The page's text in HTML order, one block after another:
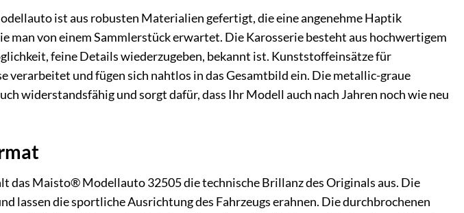
ist aus robusten Materialien gefertigt, die eine angenehme Haptik
von einem Sammlerstück erwartet. Die Karosserie besteht aus hochwertigem
feine Details wiederzugeben, bekannt ist. Kunststoffeinsätze für
verarbeitet und fügen sich nahtlos in das Gesamtbild ein. Die metallic-graue
widerstandsfähig und sorgt dafür, dass Ihr Modell auch nach Jahren noch wie neu
das Maisto® Modellauto 32505 die technische Brillanz des Originals aus. Die
lassen die sportliche Ausrichtung des Fahrzeugs erahnen. Die durchbrochenen